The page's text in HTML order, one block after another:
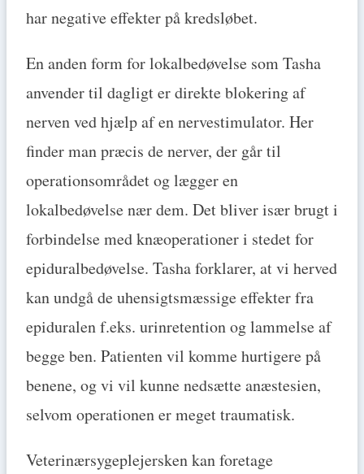
har negative effekter på kredsløbet.
En anden form for lokalbedøvelse som Tasha
anvender til dagligt er direkte blokering af
nerven ved hjælp af en nervestimulator. Her
finder man præcis de nerver, der går til
operationsområdet og lægger en
lokalbedøvelse nær dem. Det bliver især brugt i
forbindelse med knæoperationer i stedet for
epiduralbedøvelse. Tasha forklarer, at vi herved
kan undgå de uhensigtsmæssige effekter fra
epiduralen f.eks. urinretention og lammelse af
begge ben. Patienten vil komme hurtigere på
benene, og vi vil kunne nedsætte anæstesien,
selvom operationen er meget traumatisk.
Veterinærsygeplejersken kan foretage